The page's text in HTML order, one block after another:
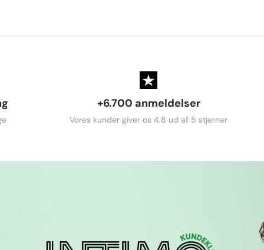
+6.700 anmeldelser
Vores kunder giver os 4,8 ud af 5 stjerner